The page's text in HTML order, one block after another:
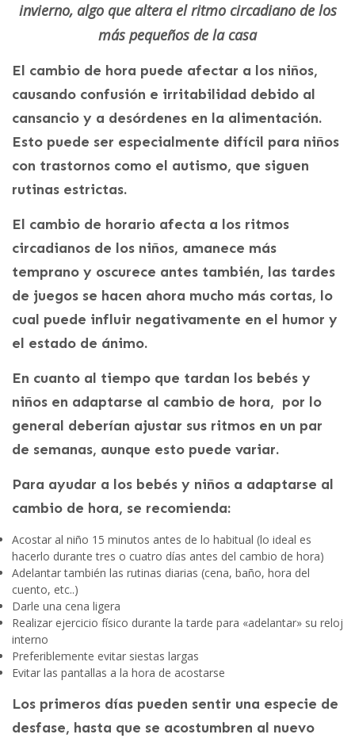
invierno, algo que altera el ritmo circadiano de los
más pequeños de la casa
El cambio de hora puede afectar a los niños,
causando confusión e irritabilidad debido al
cansancio y a desórdenes en la alimentación.
Esto puede ser especialmente difícil para niños
con trastornos como el autismo, que siguen
rutinas estrictas.
El cambio de horario afecta a los ritmos
circadianos de los niños, amanece más
temprano y oscurece antes también, las tardes
de juegos se hacen ahora mucho más cortas, lo
cual puede influir negativamente en el humor y
el estado de ánimo.
En cuanto al tiempo que tardan los bebés y
niños en adaptarse al cambio de hora, por lo
general deberían ajustar sus ritmos en un par
de semanas, aunque esto puede variar.
Para ayudar a los bebés y niños a adaptarse al
cambio de hora, se recomienda:
Acostar al niño 15 minutos antes de lo habitual (lo ideal es
hacerlo durante tres o cuatro días antes del cambio de hora)
Adelantar también las rutinas diarias (cena, baño, hora del
cuento, etc..)
Darle una cena ligera
Realizar ejercicio físico durante la tarde para «adelantar» su reloj
interno
Preferiblemente evitar siestas largas
Evitar las pantallas a la hora de acostarse
Los primeros días pueden sentir una especie de
desfase, hasta que se acostumbren al nuevo